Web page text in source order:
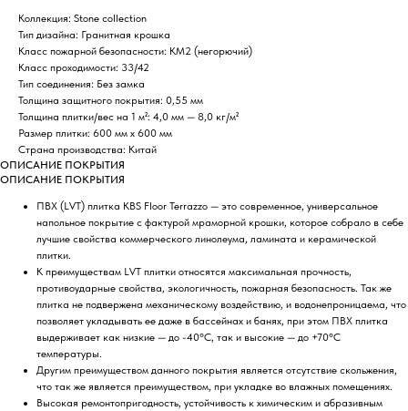
Коллекция: Stone collection
Тип дизайна: Гранитная крошка
Класс пожарной безопасности: КМ2 (негорючий)
Класс проходимости: 33/42
Тип соединения: Без замка
Толщина защитного покрытия: 0,55 мм
Толщина плитки/вес на 1 м²: 4,0 мм — 8,0 кг/м²
Размер плитки: 600 мм х 600 мм
Страна производства: Китай
ОПИСАНИЕ ПОКРЫТИЯ
ОПИСАНИЕ ПОКРЫТИЯ
ПВХ (LVT) плитка КBS Floor Terrazzo — это современное, универсальное
напольное покрытие с фактурой мраморной крошки, которое собрало в себе
лучшие свойства коммерческого линолеума, ламината и керамической
плитки.
К преимуществам LVT плитки относятся максимальная прочность,
противоударные свойства, экологичность, пожарная безопасность. Так же
плитка не подвержена механическому воздействию, и водонепроницаема, что
позволяет укладывать ее даже в бассейнах и банях, при этом ПВХ плитка
выдерживает как низкие — до -40°С, так и высокие — до +70°С
температуры.
Другим преимуществом данного покрытия является отсутствие скольжения,
что так же является преимуществом, при укладке во влажных помещениях.
Высокая ремонтопригодность, устойчивость к химическим и абразивным